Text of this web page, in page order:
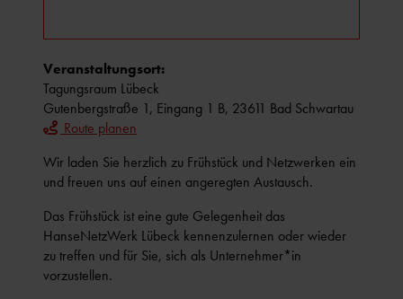
Veranstaltungsort:
Tagungsraum Lübeck
Gutenbergstraße 1, Eingang 1 B, 23611 Bad Schwartau
Route planen
Wir laden Sie herzlich zu Frühstück und Netzwerken ein
und freuen uns auf einen angeregten Austausch.
Das Frühstück ist eine gute Gelegenheit das
HanseNetzWerk Lübeck kennenzulernen oder wieder
zu treffen und für Sie, sich als Unternehmer*in
vorzustellen.